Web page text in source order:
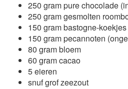
250 gram pure chocolade
250 gram gesmolten
150 gram bastogne-
150 gram pecannoten
80 gram bloem
60 gram cacao
5 eieren
snuf grof zeezout